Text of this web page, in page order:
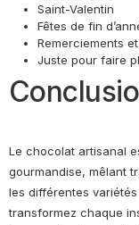
Saint-Valentin
Fêtes de fin
Remerciements
Juste pour faire
Le chocolat artisanal
gourmandise, mêlant
les différentes
transformez chaque